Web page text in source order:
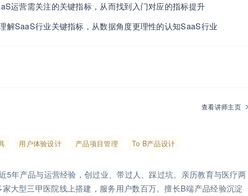
运营需关注的关键指标，从而找到入门对应的指标提升
解SaaS行业关键指标，从数据角度更理性的认知SaaS行业
查看讲师主页
用户体验设计 产品项目管理 To B产品设计
5年产品与运营经验，创过业、带过人、踩过坑。亲历教育与医疗两
大型三甲医院线上搭建，服务用户数百万。擅长B端产品经验沉淀